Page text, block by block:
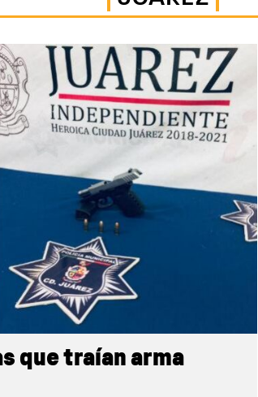
que traían arma